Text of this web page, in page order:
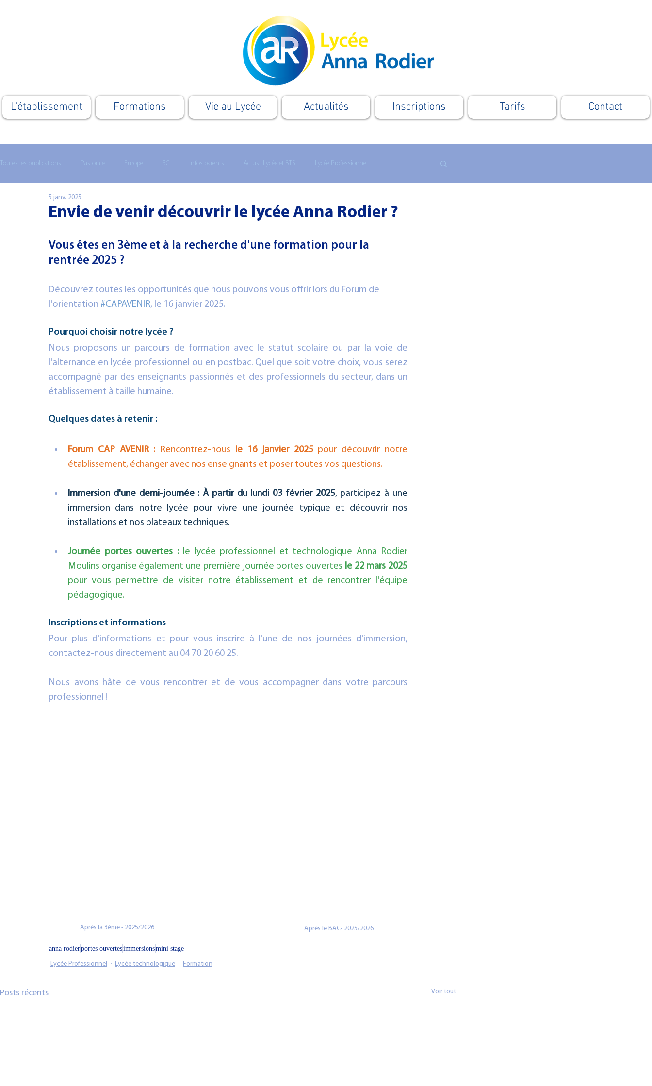
L'établissement Formations Vie au Lycée Actualités Inscriptions Tarifs Contact
Toutes les publications Pastorale Europe 3C Infos parents Actus : Lycée et BTS Lycée Professionnel
Lycée technologique
PHILOSOPHIE IFAP 3e PMET CULTURE CFC Examen - Concours
Envie de venir découvrir le lycée Anna Rodier ?
5 janv. 2025
Vous êtes en 3ème et à la recherche d'une formation pour la
rentrée 2025 ?
Découvrez toutes les opportunités que nous pouvons vous offrir lors du Forum de
l'orientation #CAPAVENIR, le 16 janvier 2025.
Pourquoi choisir notre lycée ?
Nous proposons un parcours de formation avec le statut scolaire ou par la voie de
l'alternance en lycée professionnel ou en postbac. Quel que soit votre choix, vous serez
accompagné par des enseignants passionnés et des professionnels du secteur, dans un
établissement à taille humaine.
Quelques dates à retenir :
Forum CAP AVENIR : Rencontrez-nous le 16 janvier 2025 pour découvrir notre
établissement, échanger avec nos enseignants et poser toutes vos questions.
Immersion d'une demi-journée : À partir du lundi 03 février 2025, participez à une
immersion dans notre lycée pour vivre une journée typique et découvrir nos
installations et nos plateaux techniques.
Journée portes ouvertes : le lycée professionnel et technologique Anna Rodier
Moulins organise également une première journée portes ouvertes le 22 mars 2025
pour vous permettre de visiter notre établissement et de rencontrer l'équipe
pédagogique.
Inscriptions et informations
Pour plus d'informations et pour vous inscrire à l'une de nos journées d'immersion,
contactez-nous directement au 04 70 20 60 25.
Nous avons hâte de vous rencontrer et de vous accompagner dans votre parcours
professionnel !
Après la 3ème - 2025/2026 Après le BAC- 2025/2026
anna rodierportes ouvertesimmersionsmini stage
Lycée Professionnel Lycée technologique Formation
Posts récents Voir tout